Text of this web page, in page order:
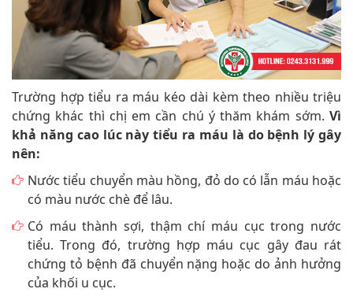
Trường hợp tiểu ra máu kéo dài kèm theo nhiều triệu
chứng khác thì chị em cần chú ý thăm khám sớm. Vì
khả năng cao lúc này tiểu ra máu là do bệnh lý gây
nên:
Nước tiểu chuyển màu hồng, đỏ do có lẫn máu hoặc
có màu nước chè để lâu.
Có máu thành sợi, thậm chí máu cục trong nước
tiểu. Trong đó, trường hợp máu cục gây đau rát
chứng tỏ bệnh đã chuyển nặng hoặc do ảnh hưởng
của khối u cục.